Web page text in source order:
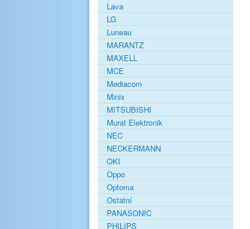
Lava
LG
Luneau
MARANTZ
MAXELL
MCE
Mediacom
Minix
MITSUBISHI
Murat Elektronik
NEC
NECKERMANN
OKI
Oppo
Optoma
Ostatní
PANASONIC
PHILIPS